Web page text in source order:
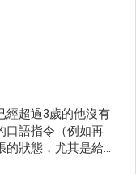
經超過3歲的他沒有
口語指令（例如再
狀態，尤其是給予